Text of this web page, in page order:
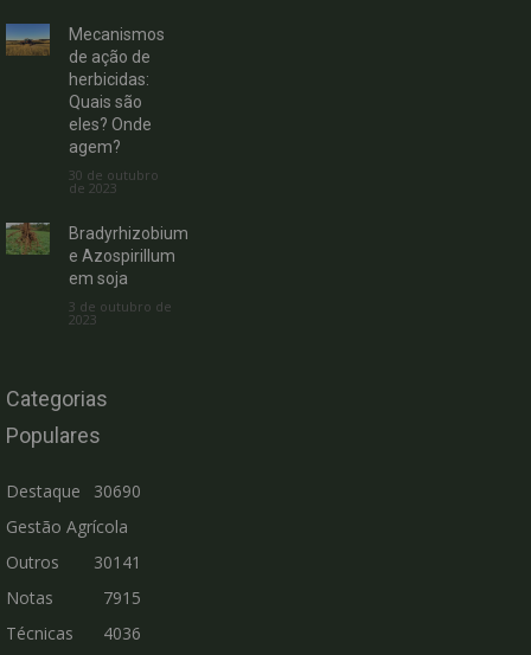
Mecanismos
de ação de
herbicidas:
Quais são
eles? Onde
agem?
30 de outubro
de 2023
Bradyrhizobium
e Azospirillum
em soja
3 de outubro de
2023
Categorias
Populares
Destaque
30690
Gestão Agrícola
30141
Outros
7915
Notas
Técnicas
4036